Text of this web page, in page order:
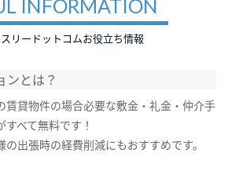
INFORMATION
リードットコムお役立ち情報
ンとは？
賃貸物件の場合必要な敷金・礼金・仲介手
すべて無料です！
の出張時の経費削減にもおすすめです。